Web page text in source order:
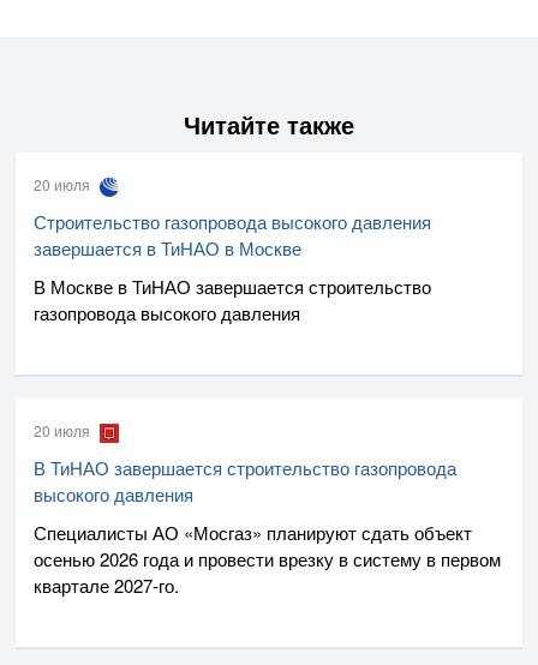
Читайте также
20 июля
Строительство газопровода высокого давления
завершается в ТиНАО в Москве
В Москве в ТиНАО завершается строительство
газопровода высокого давления
20 июля
В ТиНАО завершается строительство газопровода
высокого давления
Специалисты АО «Мосгаз» планируют сдать объект
осенью 2026 года и провести врезку в систему в первом
квартале2027-го.